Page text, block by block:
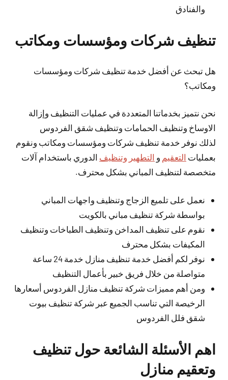
والفنادق
تنظيف شركات ومؤسسات ومكاتب
هل تبحث عن أفضل خدمة تنظيف شركات ومؤسسات
ومكاتب؟
نحن نتميز بخدماتنا المتعددة في عمليات التنظيف وإزالة
الاوساخ وتنظيف الحمامات وتنظيف شقق الفردوس
لذلك نوفر خدمة تنظيف شركات ومؤسسات ومكاتب ونقوم
بعمليات التعقيم و التطهير وتنظيف الدوري باستخدام آلات
متخصصة لتنظيف المباني بشكل محترف.
نعمل على تلميع الزجاج وتنظيف واجهات المباني
بواسطة شركة تنظيف مباني بالكويت
نقوم على تنظيف المداخن وتنظيف الطباخات وتنظيف
المكيفات بشكل محترف
نوفر لكم أفضل خدمة تنظيف منازل خدمة 24 ساعة
متواصلة من خلال فريق خبير بأعمال التنظيف
ومن أهم مميزات شركة تنظيف منازل الفردوس أسعارها
الرخيصة التي تناسب الجميع عبر شركة تنظيف بيوت
شقق فلل الفردوس
اهم الأسئلة الشائعة حول تنظيف
وتعقيم منازل